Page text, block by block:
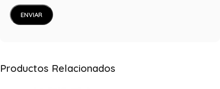
Productos Relacionados